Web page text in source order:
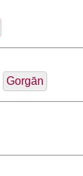
Gorgān